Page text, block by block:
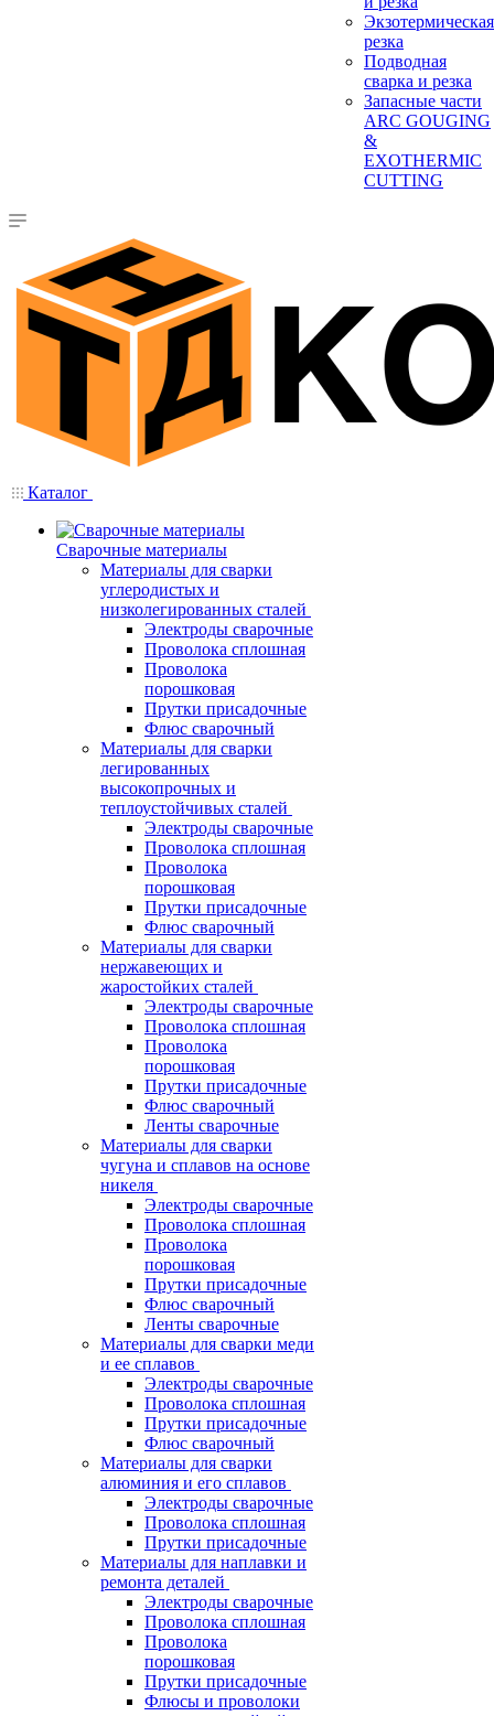
Экзотермическая
резка
Подводная
сварка и резка
Запасные части
ARC GOUGING
&
EXOTHERMIC
CUTTING
Каталог
Сварочные материалы
Материалы для сварки
углеродистых и
низколегированных сталей
Электроды сварочные
Проволока сплошная
Проволока
порошковая
Прутки присадочные
Флюс сварочный
Материалы для сварки
легированных
высокопрочных и
теплоустойчивых сталей
Электроды сварочные
Проволока сплошная
Проволока
порошковая
Прутки присадочные
Флюс сварочный
Материалы для сварки
нержавеющих и
жаростойких сталей
Электроды сварочные
Проволока сплошная
Проволока
порошковая
Прутки присадочные
Флюс сварочный
Ленты сварочные
Материалы для сварки
чугуна и сплавов на основе
никеля
Электроды сварочные
Проволока сплошная
Проволока
порошковая
Прутки присадочные
Флюс сварочный
Ленты сварочные
Материалы для сварки меди
и ее сплавов
Электроды сварочные
Проволока сплошная
Прутки присадочные
Флюс сварочный
Материалы для сварки
алюминия и его сплавов
Электроды сварочные
Проволока сплошная
Прутки присадочные
Материалы для наплавки и
ремонта деталей
Электроды сварочные
Проволока сплошная
Проволока
порошковая
Прутки присадочные
Флюсы и проволоки